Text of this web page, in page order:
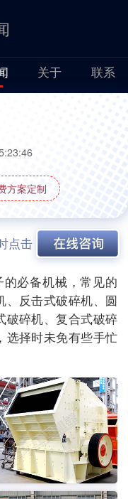
关于 联系
方案定制
点击
必备机械，常见的
、反击式破碎机、圆
破碎机、复合式破碎
选择时未免有些手忙